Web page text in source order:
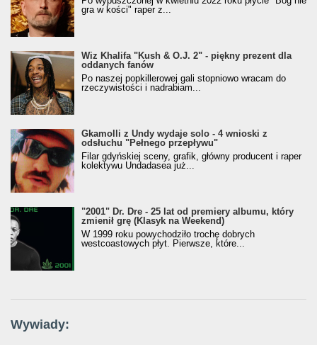
gra w kości" raper z...
Wiz Khalifa "Kush & O.J. 2" - piękny prezent dla
oddanych fanów
Po naszej popkillerowej gali stopniowo wracam do
rzeczywistości i nadrabiam...
Gkamolli z Undy wydaje solo - 4 wnioski z
odsłuchu "Pełnego przepływu"
Filar gdyńskiej sceny, grafik, główny producent i raper
kolektywu Undadasea już...
"2001" Dr. Dre - 25 lat od premiery albumu, który
zmienił grę (Klasyk na Weekend)
W 1999 roku powychodziło trochę dobrych
westcoastowych płyt. Pierwsze, które...
Wywiady: